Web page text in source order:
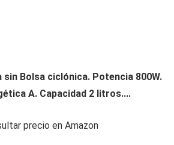
Bolsa ciclónica. Potencia 800W.
A. Capacidad 2 litros....
precio en Amazon